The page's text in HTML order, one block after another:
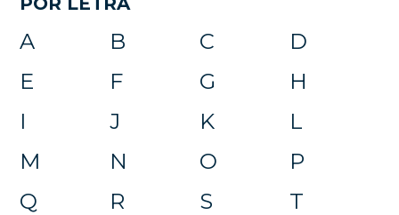
A B C
D
E
F G
H
I
J K
L
M
N O
P
Q
R S
T